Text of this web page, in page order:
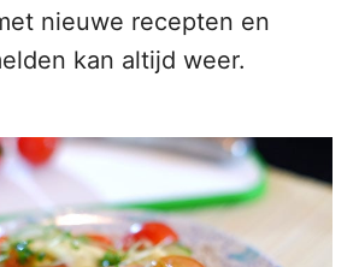
nieuwe recepten en
kan altijd weer.